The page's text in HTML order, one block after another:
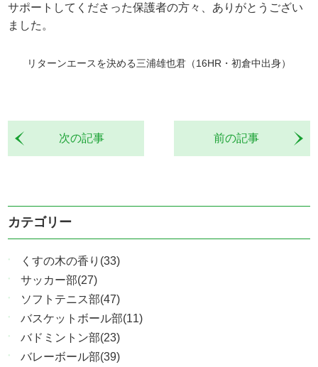
サポートしてくださった保護者の方々、ありがとうござい
ました。
リターンエースを決める三浦雄也君（16HR・初倉中出身）
前の記事
次の記事
カテゴリー
くすの木の香り(33)
サッカー部(27)
ソフトテニス部(47)
バスケットボール部(11)
バドミントン部(23)
バレーボール部(39)